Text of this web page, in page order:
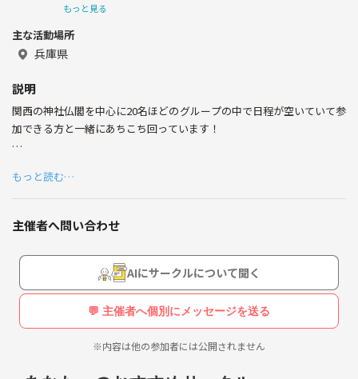
グループラインについては一度企画に参加いただいたのち
企画立案については夫婦(30代)で行っておりますので、男
もっと見る
主な活動場所
兵庫県
説明
関西の神社仏閣を中心に20名ほどのグループの中で日程が空いていて参
加できる方と一緒にあちこち回っています！
ただいております。
企画立案については夫婦(30代)で行っておりますので、男女とも気兼ね
なく参加いただける形となっております😊
以下グループラインの投稿です。
皆さまこんばんは🙇‍♂️
今回はライデン国立古代博物館所蔵古代エジプト展です！
もっと読む…
主催者へ問い合わせ
AIにサークルについて聞く
💬 主催者へ個別にメッセージを送る
※内容は他の参加者には公開されません